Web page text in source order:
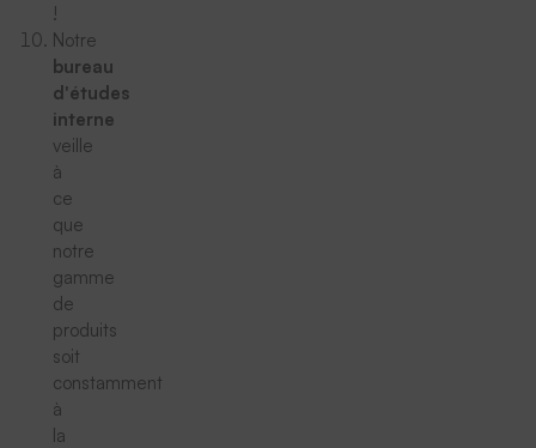
!
Notre
bureau
d'études
interne
veille
à
ce
que
notre
gamme
de
produits
soit
constamment
à
la